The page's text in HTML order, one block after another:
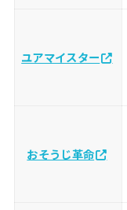
ユアマイスター
おそうじ革命